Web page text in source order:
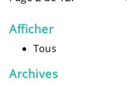
Afficher
Tous
Archives